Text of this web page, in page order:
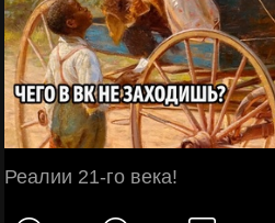
Реалии 21-го века!